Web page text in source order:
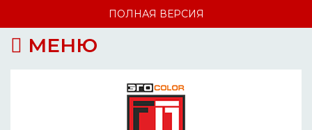
ПОЛНАЯ ВЕРСИЯ
МЕНЮ